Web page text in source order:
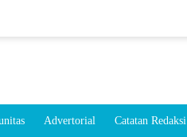
Advertorial Catatan Redaksi